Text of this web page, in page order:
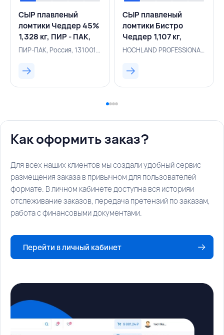
СЫР плавленый
ломтики Чеддер 45%
1,328 кг, ПИР - ПАК,
РОССИЯ
ПИР-ПАК, Россия, 131001183
СЫР плавленый
ломтики Бистро
Чеддер 1,107 кг,
HOCHLAND, РОССИЯHOCHLAND PROFESSIONAL, Россия, 131001200
Как оформить заказ?
Для всех наших клиентов мы создали удобный сервис
размещения заказа в привычном для пользователей
формате. В личном кабинете доступна вся историяи
отслеживание заказов, передача претензий по заказам,
работа с финансовыми документами.
Перейти в личный кабинет